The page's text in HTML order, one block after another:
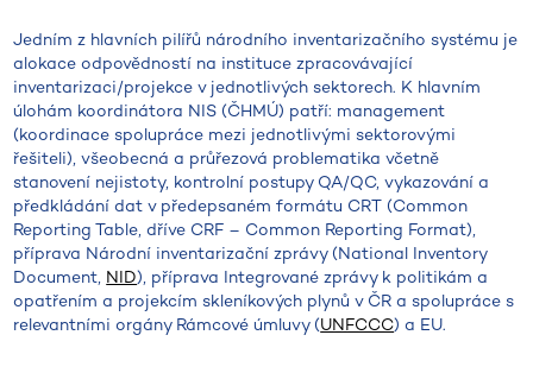
Jedním z hlavních pilířů národního inventarizačního systému je
alokace odpovědností na instituce zpracovávající
inventarizaci/projekce v jednotlivých sektorech. K hlavním
úlohám koordinátora NIS (ČHMÚ) patří: management
(koordinace spolupráce mezi jednotlivými sektorovými
řešiteli), všeobecná a průřezová problematika včetně
stanovení nejistoty, kontrolní postupy QA/QC, vykazování a
předkládání dat v předepsaném formátu CRT (Common
Reporting Table, dříve CRF – Common Reporting Format),
příprava Národní inventarizační zprávy (National Inventory
Document, NID), příprava Integrované zprávy k politikám a
opatřením a projekcím skleníkových plynů v ČR a spolupráce s
relevantními orgány Rámcové úmluvy (UNFCCC) a EU.